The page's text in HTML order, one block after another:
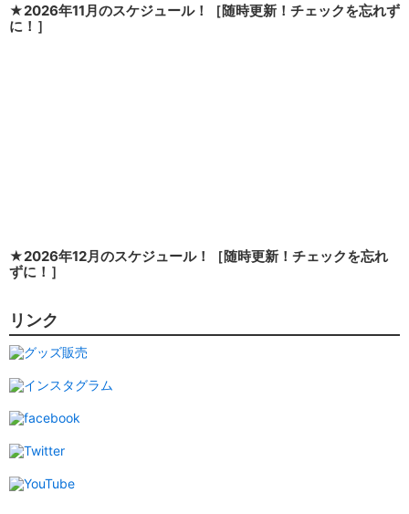
★2026年11月のスケジュール！［随時更新！チェックを忘れず
に！］
★2026年12月のスケジュール！［随時更新！チェックを忘れ
ずに！］
リンク